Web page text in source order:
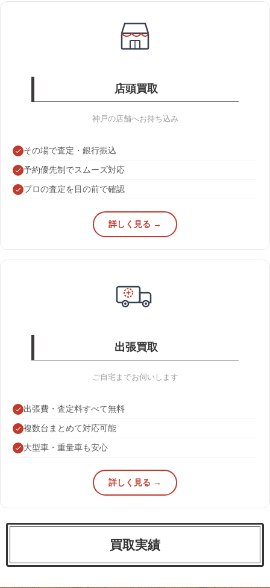
店頭買取
神戸の店舗へお持ち込み
その場で査定・銀行振込
予約優先制でスムーズ対応
プロの査定を目の前で確認
詳しく見る →
出張買取
ご自宅までお伺いします
出張費・査定料すべて無料
複数台まとめて対応可能
大型車・重量車も安心
詳しく見る →
買取実績